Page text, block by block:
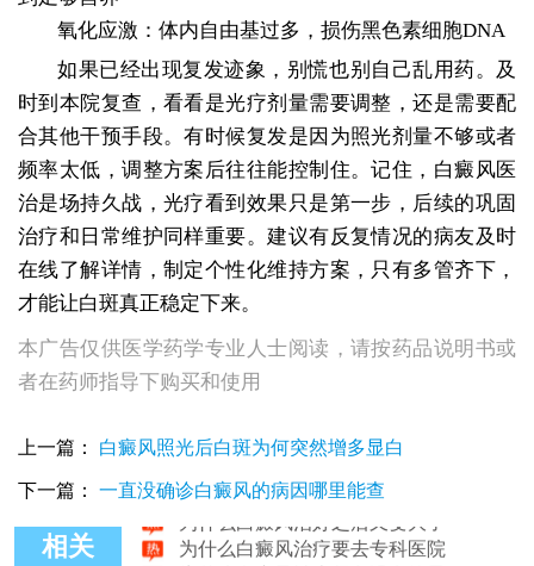
氧化应激：体内自由基过多，损伤黑色素细胞DNA
如果已经出现复发迹象，别慌也别自己乱用药。及
时到本院复查，看看是光疗剂量需要调整，还是需要配
合其他干预手段。有时候复发是因为照光剂量不够或者
频率太低，调整方案后往往能控制住。记住，白癜风医
治是场持久战，光疗看到效果只是第一步，后续的巩固
治疗和日常维护同样重要。建议有反复情况的病友及时
在线了解详情，制定个性化维持方案，只有多管齐下，
才能让白斑真正稳定下来。
本广告仅供医学药学专业人士阅读，请按药品说明书或
者在药师指导下购买和使用
上一篇： 白癜风照光后白斑为何突然增多显白
下一篇： 一直没确诊白癜风的病因哪里能查
相关
为什么白癜风照308灯会起泡
为什么白癜风可以照光却不能晒太阳
为什么白癜风治好之后又变大了
为什么白癜风治疗要去专科医院
为什么白癜风治疗很久没有效果